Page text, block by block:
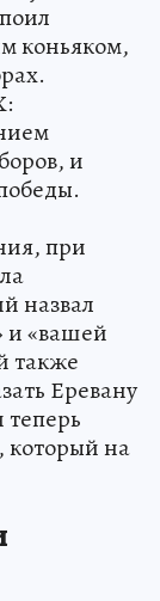
коньяком,
и
при
назвал
и «вашей
также
Еревану
теперь
который на